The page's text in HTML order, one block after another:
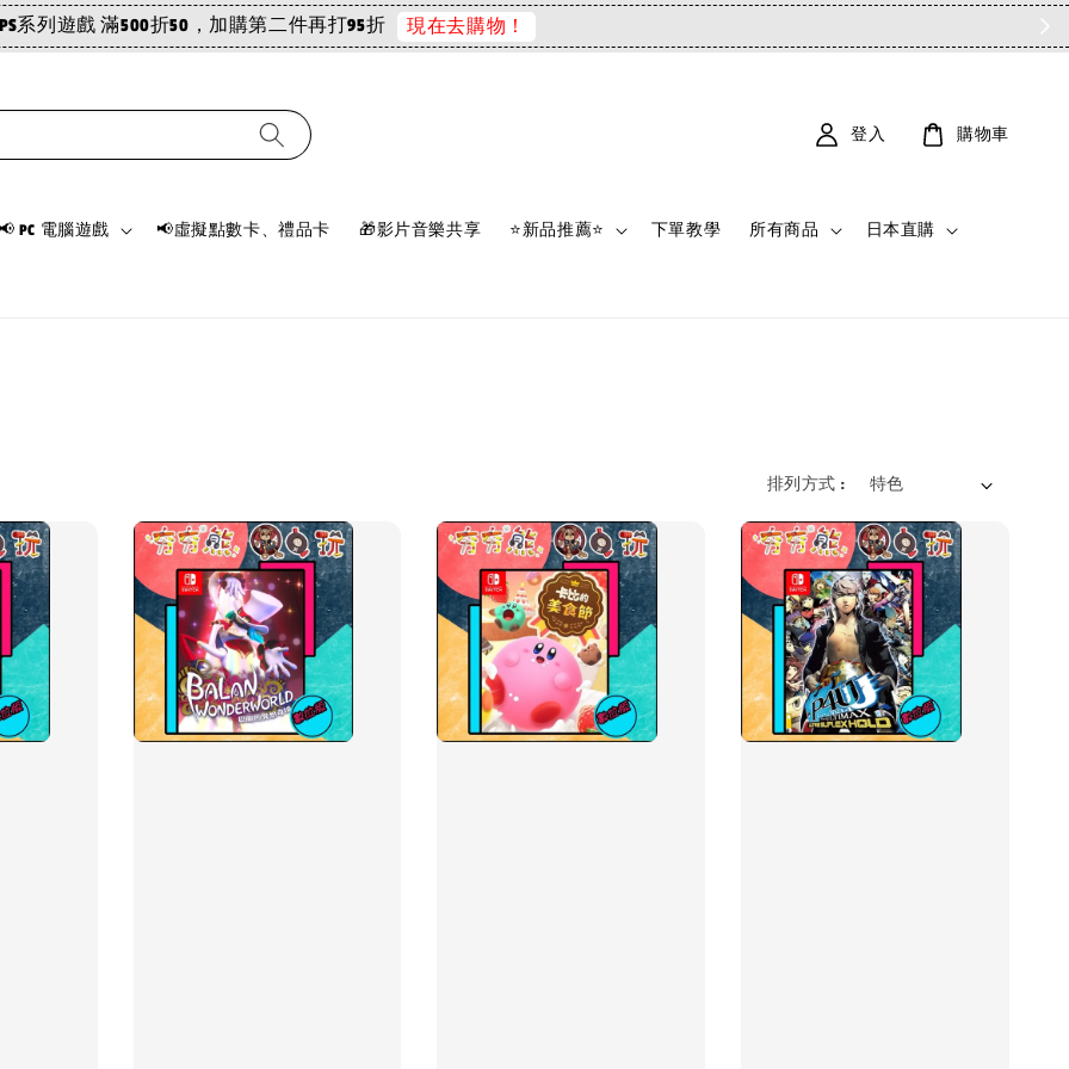
PS系列遊戲 滿500折50，加購第二件再打95折 現在去購物！
PC 電腦遊戲 📢虛擬點數卡、禮品卡 🎁影片音樂共享 ⭐新品推薦⭐ 下單教學 所有商品 日本直購
登入 購物車
排列方式 :